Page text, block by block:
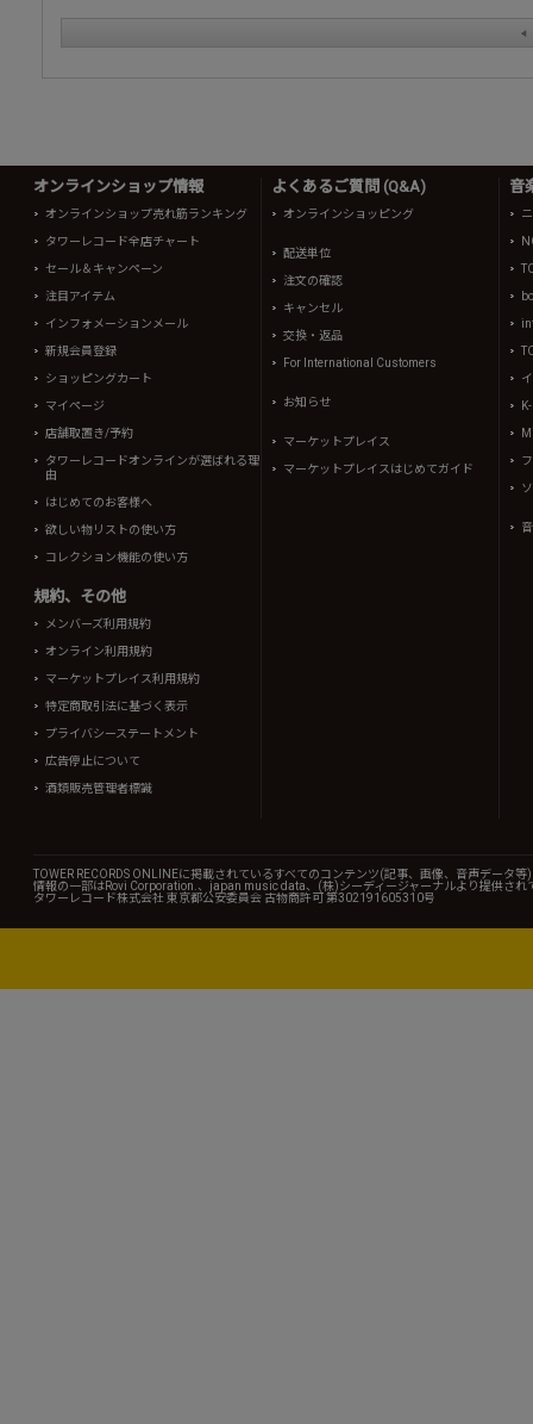
オンラインショップ情報
オンラインショップ売れ筋ランキング
タワーレコード全店チャート
セール＆キャンペーン
注目アイテム
インフォメーションメール
新規会員登録
ショッピングカート
マイページ
店舗取置き/予約
タワーレコードオンラインが選ばれる理
由
はじめてのお客様へ
欲しい物リストの使い方
コレクション機能の使い方
規約、その他
メンバーズ利用規約
オンライン利用規約
マーケットプレイス利用規約
特定商取引法に基づく表示
プライバシーステートメント
広告停止について
酒類販売管理者標識
よくあるご質問 (Q&A)
オンラインショッピング
配送単位
注文の確認
キャンセル
交換・返品
For International Customers
お知らせ
マーケットプレイス
マーケットプレイスはじめてガイド
音
TOWER RECORDS ONLINEに掲載されているすべてのコンテンツ(記事、画像、音声データ
情報の一部はRovi Corporation.、japan music data、(株)シーディージャーナルより提供され
タワーレコード株式会社 東京都公安委員会 古物商許可 第302191605310号